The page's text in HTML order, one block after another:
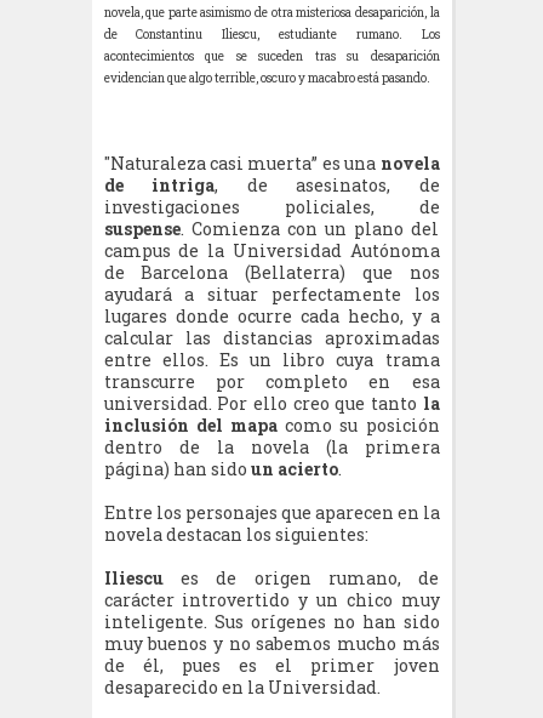
novela, que parte asimismo de otra misteriosa desaparición, la
de Constantinu Iliescu, estudiante rumano. Los
acontecimientos que se suceden tras su desaparición
evidencian que algo terrible, oscuro y macabro está pasando.
"Naturaleza casi muerta” es una novela
de intriga, de asesinatos, de
investigaciones policiales, de
suspense. Comienza con un plano del
campus de la Universidad Autónoma
de Barcelona (Bellaterra) que nos
ayudará a situar perfectamente los
lugares donde ocurre cada hecho, y a
calcular las distancias aproximadas
entre ellos. Es un libro cuya trama
transcurre por completo en esa
universidad. Por ello creo que tanto la
inclusión del mapacomo su posición
dentro de la novela (la primera
página) han sido un acierto.
Entre los personajes que aparecen en la
novela destacan los siguientes:
Iliescues de origen rumano, de
carácter introvertido y un chico muy
inteligente. Sus orígenes no han sido
muy buenos y no sabemos mucho más
de él, pues es el primer joven
desaparecido en la Universidad.